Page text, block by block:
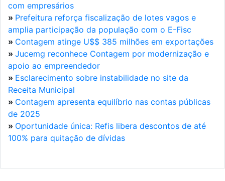
com empresários
» Prefeitura reforça fiscalização de lotes vagos e
amplia participação da população com o E-Fisc
» Contagem atinge U$$ 385 milhões em exportações
» Jucemg reconhece Contagem por modernização e
apoio ao empreendedor
» Esclarecimento sobre instabilidade no site da
Receita Municipal
» Contagem apresenta equilíbrio nas contas públicas
de 2025
» Oportunidade única: Refis libera descontos de até
100% para quitação de dívidas